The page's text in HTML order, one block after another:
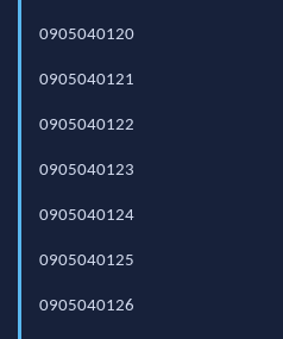
0905040120
0905040121
0905040122
0905040123
0905040124
0905040125
0905040126